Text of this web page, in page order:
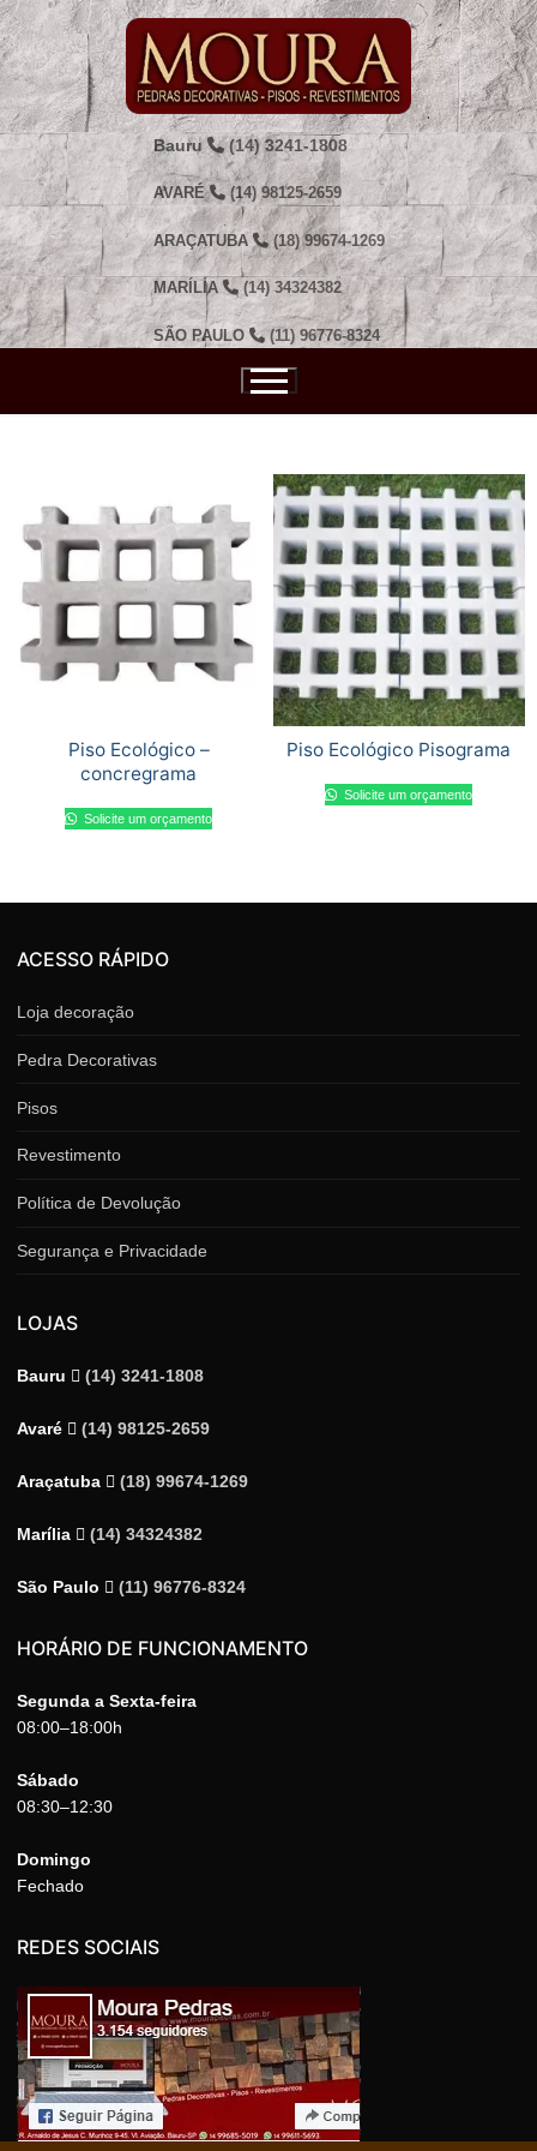
Pular
para
o
conteúdo
Bauru (14) 3241-1808
AVARÉ (14) 98125-2659
ARAÇATUBA (18) 99674-1269
MARÍLIA (14) 34324382
SÃO PAULO (11) 96776-8324
Piso Ecológico –
concregrama
Solicite um orçamento
Piso Ecológico Pisograma
Solicite um orçamento
ACESSO RÁPIDO
Loja decoração
Pedra Decorativas
Pisos
Revestimento
Política de Devolução
Segurança e Privacidade
LOJAS
Bauru (14) 3241-1808
Avaré (14) 98125-2659
Araçatuba (18) 99674-1269
Marília (14) 34324382
São Paulo (11) 96776-8324
HORÁRIO DE FUNCIONAMENTO
Segunda a Sexta-feira
08:00–18:00h
Sábado
08:30–12:30
Domingo
Fechado
REDES SOCIAIS